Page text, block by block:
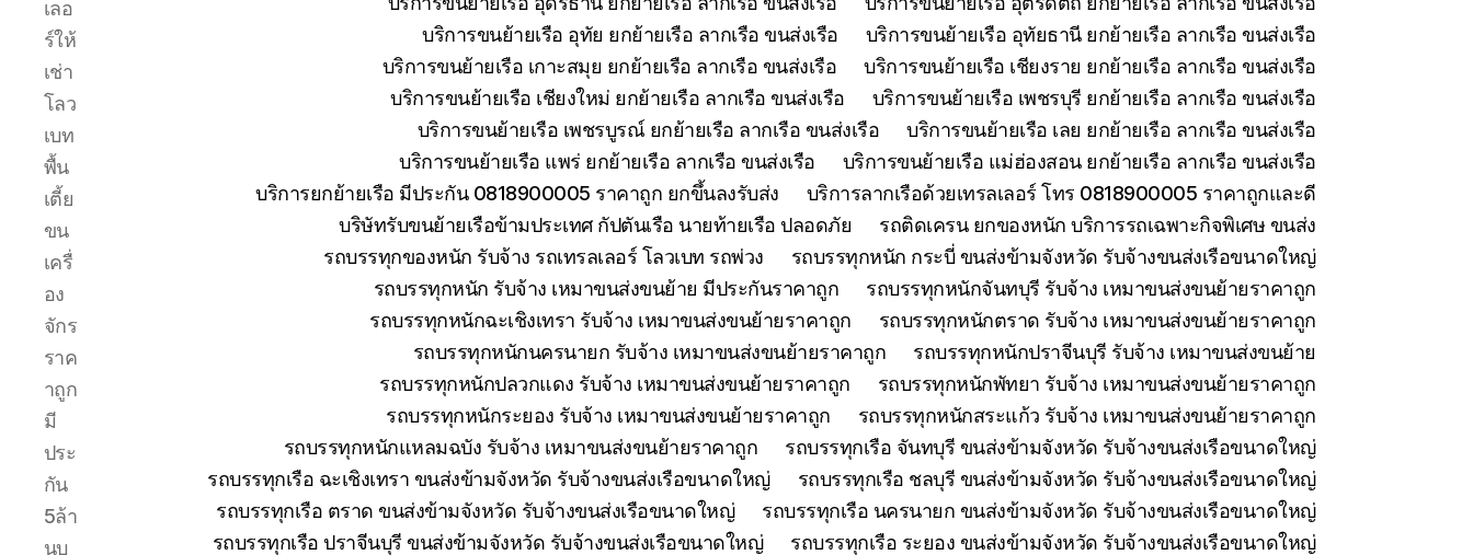
เดิน
ทาง
ขนส่ง
เรือ
ให้
ถึงที่
หมาย
เลอ
ร์ให้
เช่า
โลว
เบท
พื้น
เตี้ย
ขน
เครื่
อง
จักร
ราค
าถูก
มี
ประ
กัน
5ล้า
นบ
บริการขนย้ายเรือ อุทัย ยกย้ายเรือ ลากเรือ ขนส่งเรือ
บริการขนย้ายเรือ อุทัยธานี ยกย้ายเรือ ลากเรือ ขนส่งเรือ
บริการขนย้ายเรือ เกาะสมุย ยกย้ายเรือ ลากเรือ ขนส่งเรือ
บริการขนย้ายเรือ เชียงราย ยกย้ายเรือ ลากเรือ ขนส่งเรือ
บริการขนย้ายเรือ เชียงใหม่ ยกย้ายเรือ ลากเรือ ขนส่งเรือ
บริการขนย้ายเรือ เพชรบุรี ยกย้ายเรือ ลากเรือ ขนส่งเรือ
บริการขนย้ายเรือ เพชรบูรณ์ ยกย้ายเรือ ลากเรือ ขนส่งเรือ
บริการขนย้ายเรือ เลย ยกย้ายเรือ ลากเรือ ขนส่งเรือ
บริการขนย้ายเรือ แพร่ ยกย้ายเรือ ลากเรือ ขนส่งเรือ
บริการขนย้ายเรือ แม่ฮ่องสอน ยกย้ายเรือ ลากเรือ ขนส่งเรือ
บริการยกย้ายเรือ มีประกัน 0818900005 ราคาถูก ยกขึ้นลงรับส่ง
บริการลากเรือด้วยเทรลเลอร์ โทร 0818900005 ราคาถูกและดี
บริษัทรับขนย้ายเรือข้ามประเทศ กัปตันเรือ นายท้ายเรือ ปลอดภัย
รถติดเครน ยกของหนัก บริการรถเฉพาะกิจพิเศษ ขนส่ง
รถบรรทุกของหนัก รับจ้าง รถเทรลเลอร์ โลวเบท รถพ่วง
รถบรรทุกหนัก กระบี่ ขนส่งข้ามจังหวัด รับจ้างขนส่งเรือขนาดใหญ่
รถบรรทุกหนัก รับจ้าง เหมาขนส่งขนย้าย มีประกันราคาถูก
รถบรรทุกหนักจันทบุรี รับจ้าง เหมาขนส่งขนย้ายราคาถูก
รถบรรทุกหนักฉะเชิงเทรา รับจ้าง เหมาขนส่งขนย้ายราคาถูก
รถบรรทุกหนักตราด รับจ้าง เหมาขนส่งขนย้ายราคาถูก
รถบรรทุกหนักนครนายก รับจ้าง เหมาขนส่งขนย้ายราคาถูก
รถบรรทุกหนักปราจีนบุรี รับจ้าง เหมาขนส่งขนย้าย
รถบรรทุกหนักปลวกแดง รับจ้าง เหมาขนส่งขนย้ายราคาถูก
รถบรรทุกหนักพัทยา รับจ้าง เหมาขนส่งขนย้ายราคาถูก
รถบรรทุกหนักระยอง รับจ้าง เหมาขนส่งขนย้ายราคาถูก
รถบรรทุกหนักสระแก้ว รับจ้าง เหมาขนส่งขนย้ายราคาถูก
รถบรรทุกหนักแหลมฉบัง รับจ้าง เหมาขนส่งขนย้ายราคาถูก
รถบรรทุกเรือ จันทบุรี ขนส่งข้ามจังหวัด รับจ้างขนส่งเรือขนาดใหญ่
รถบรรทุกเรือ ฉะเชิงเทรา ขนส่งข้ามจังหวัด รับจ้างขนส่งเรือขนาดใหญ่
รถบรรทุกเรือ ชลบุรี ขนส่งข้ามจังหวัด รับจ้างขนส่งเรือขนาดใหญ่
รถบรรทุกเรือ ตราด ขนส่งข้ามจังหวัด รับจ้างขนส่งเรือขนาดใหญ่
รถบรรทุกเรือ นครนายก ขนส่งข้ามจังหวัด รับจ้างขนส่งเรือขนาดใหญ่
รถบรรทุกเรือ ปราจีนบุรี ขนส่งข้ามจังหวัด รับจ้างขนส่งเรือขนาดใหญ่
รถบรรทุกเรือ ระยอง ขนส่งข้ามจังหวัด รับจ้างขนส่งเรือขนาดใหญ่